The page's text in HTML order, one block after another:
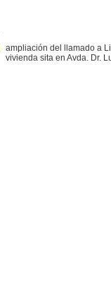
ampliación del llamado a
vivienda sita en Avda. Dr.